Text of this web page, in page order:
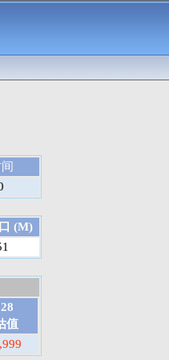
(M)
值